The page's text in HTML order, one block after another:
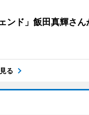
ンド」飯田真輝さん
る